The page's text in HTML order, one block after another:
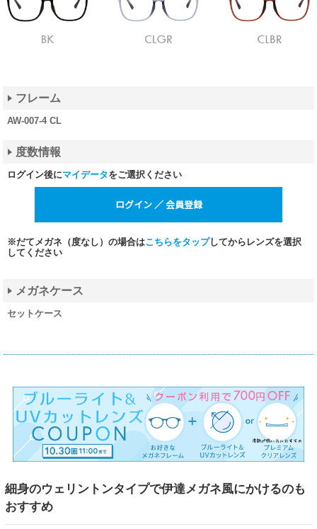
フレーム
AW-007-4 CL
度数情報
ログイン後にマイデータをご選択ください
※だてメガネ（度なし）の場合はこちらをタップしてからレンズを選択
してください
メガネケース
セットケース
細身のウェリントンタイプで伊達メガネ風にかけるのも
おすすめ